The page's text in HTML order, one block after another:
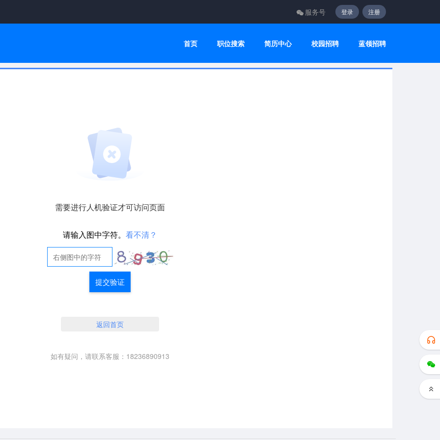
服务号 登录 注册
首页 职位搜索 简历中心 校园招聘 蓝领招聘
需要进行人机验证才可访问页面
请输入图中字符。 看不清？
提交验证
返回首页
如有疑问，请联系客服：18236890913